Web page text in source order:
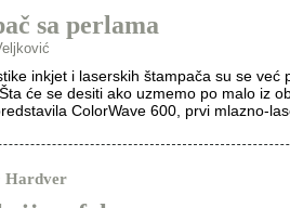
sa perlama
inkjet i laserskih štampača su se
će se desiti ako uzmemo po malo iz
ColorWave 600, prvi mlazno-
Hardver